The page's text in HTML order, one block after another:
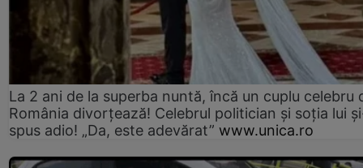
La 2 ani de la superba nuntă, încă un cuplu celebru
România divorțează! Celebrul politician și soția lui
spus adio! „Da, este adevărat” www.unica.ro